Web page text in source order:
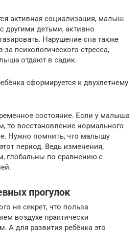
активная социализация, малыш
другими детьми, активно
Нарушение сна также
психологического стресса,
отдают в садик.
сформируется к двухлетнему
состояние. Если у малыша
то восстановление нормального
Нужно помнить, что малышу
период. Ведь изменения,
глобальны по сравнению с
прогулок
не секрет, что польза
воздухе практически
А для развития ребёнка это